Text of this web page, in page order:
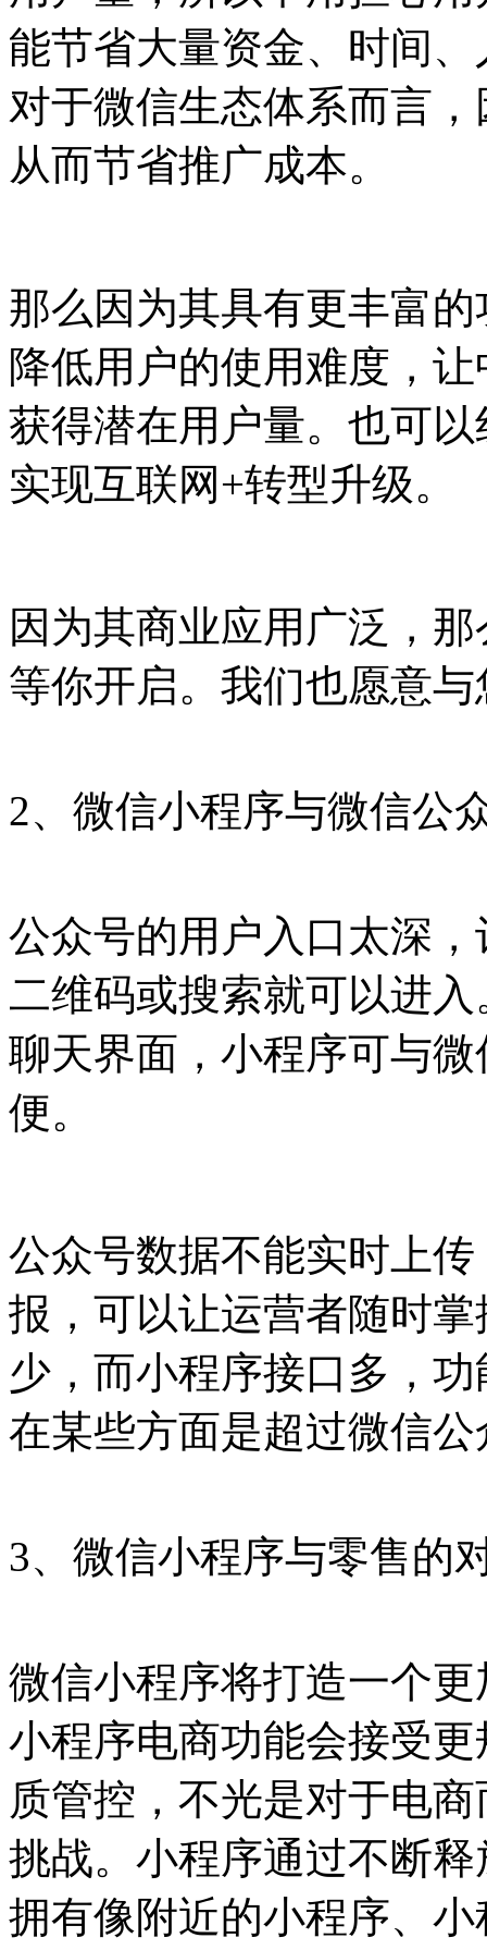
能节省大量资金、时间
对于微信生态体系而言
从而节省推广成本。
那么因为其具有更丰富
降低用户的使用难度，
获得潜在用户量。也可
实现互联网+转型升级。
因为其商业应用广泛，
等你开启。我们也愿意
2、微信小程序与微信公
公众号的用户入口太深
二维码或搜索就可以进
聊天界面，小程序可与
便。
公众号数据不能实时上
报，可以让运营者随时
少，而小程序接口多，
在某些方面是超过微信
3、微信小程序与零售的
微信小程序将打造一个
小程序电商功能会接受
质管控，不光是对于电
挑战。小程序通过不断
拥有像附近的小程序、